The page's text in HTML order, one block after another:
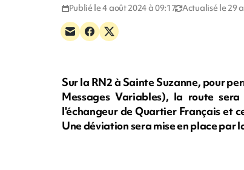
Publié le 4 août 2024 à 09:17 Actualisé le 29
Sur la RN2 à Sainte Suzanne, pour
Messages Variables), la route
l'échangeur de Quartier Français et
Une déviation sera mise en place par